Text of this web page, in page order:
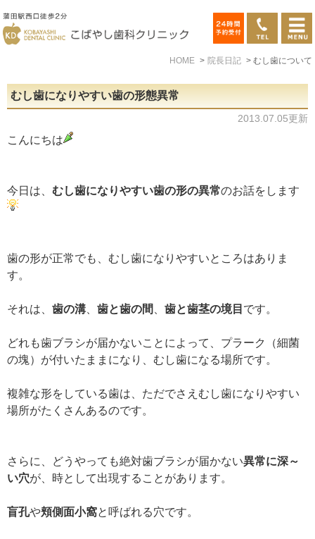
HOME 院長日記 むし歯について
むし歯になりやすい歯の形態異常
2013.07.05更新
こんにちは
今日は、 むし歯になりやすい歯の形の異常のお話をします
歯の形が正常でも、むし歯になりやすいところはありま
す。
それは、 歯の溝、 歯と歯の間 、 歯と歯茎の境目 です。
どれも歯ブラシが届かないことによって、プラーク（細菌
の塊）が付いたままになり、むし歯になる場所です。
複雑な形をしている歯は、ただでさえむし歯になりやすい
場所がたくさんあるのです。
さらに、どうやっても絶対歯ブラシが届かない異常に深～
い穴が、時として出現することがあります。
盲孔や頬側面小窩と呼ばれる穴です。